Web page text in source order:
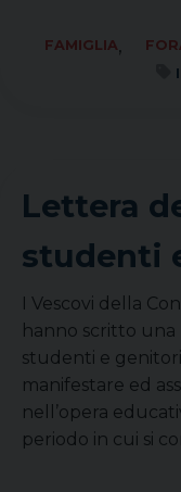
FAMIGLIA,
Lettera
studenti
I Vescovi della
hanno scritto una
studenti e genitori
manifestare ed
nell’opera
periodo in cui si